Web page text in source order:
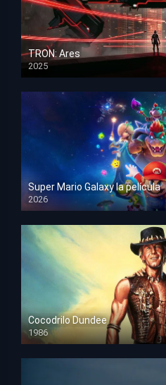
TRON: Ares
2025
HD 1080p
Super Mario Galaxy la película
2026
HD 1080p
Cocodrilo Dundee
1986
HD 1080p